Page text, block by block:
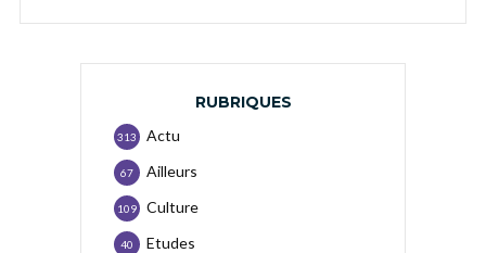
RUBRIQUES
Actu
313
Ailleurs
67
Culture
109
Etudes
40